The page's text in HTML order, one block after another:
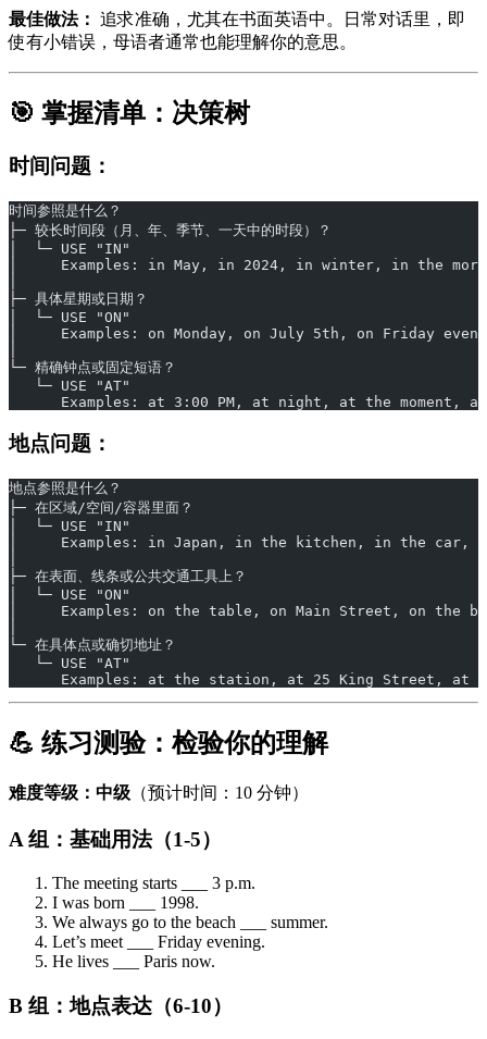
最佳做法： 追求准确，尤其在书面英语中。日常对话里，即
使有小错误，母语者通常也能理解你的意思。
🎯 掌握清单：决策树
时间问题：
时间参照是什么？
├─ 较长时间段（月、年、季节、一天中的时段）？
│  └─ USE "IN"
│     Examples: in May, in 2024, in winter, in the
├─ 具体星期或日期？
│  └─ USE "ON"
│     Examples: on Monday, on July 5th, on Friday
└─ 精确钟点或固定短语？
   └─ USE "AT"
Examples: at 3:00 PM, at night, at the moment,
地点问题：
地点参照是什么？
├─ 在区域/空间/容器里面？
│  └─ USE "IN"
│     Examples: in Japan, in the kitchen, in the car,
├─ 在表面、线条或公共交通工具上？
│  └─ USE "ON"
│     Examples: on the table, on Main Street, on the
└─ 在具体点或确切地址？
   └─ USE "AT"
Examples: at the station, at 25 King Street, at
💪 练习测验：检验你的理解
难度等级：中级 （预计时间：10 分钟）
A 组：基础用法（1-5）
The meeting starts ___ 3 p.m.
I was born ___ 1998.
We always go to the beach ___ summer.
Let’s meet ___ Friday evening.
He lives ___ Paris now.
B 组：地点表达（6-10）